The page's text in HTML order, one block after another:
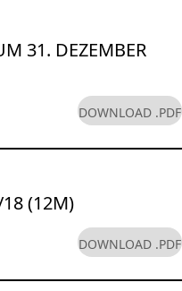
31. DEZEMBER
DOWNLOAD .PDF
18 (12M)
DOWNLOAD .PDF